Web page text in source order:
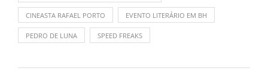
CINEASTA RAFAEL PORTO EVENTO LITERÁRIO EM BH
PEDRO DE LUNA SPEED FREAKS